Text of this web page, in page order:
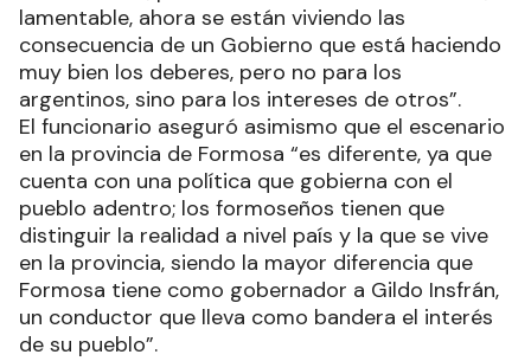
lamentable, ahora se están viviendo las
consecuencia de un Gobierno que está haciendo
muy bien los deberes, pero no para los
argentinos, sino para los intereses de otros”.
El funcionario aseguró asimismo que el escenario
en la provincia de Formosa “es diferente, ya que
cuenta con una política que gobierna con el
pueblo adentro; los formoseños tienen que
distinguir la realidad a nivel país y la que se vive
en la provincia, siendo la mayor diferencia que
Formosa tiene como gobernador a Gildo Insfrán,
un conductor que lleva como bandera el interés
de su pueblo”.